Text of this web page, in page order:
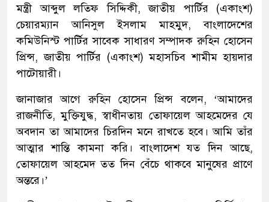
মন্ত্রী আব্দুল লতিফ সিদ্দিকী, জাতীয় পার্টির (একাংশ)
চেয়ারম্যান আনিসুল ইসলাম মাহমুদ, বাংলাদেশের
কমিউনিস্ট পার্টির সাবেক সাধারণ সম্পাদক রুহিন হোসেন
প্রিন্স, জাতীয় পার্টির (একাংশ) মহাসচিব শামীম হায়দার
পাটোয়ারী।
জানাজার আগে রুহিন হোসেন প্রিন্স বলেন, ‘আমাদের
রাজনীতি, মুক্তিযুদ্ধ, স্বাধীনতায় তোফায়েল আহমেদের যে
অবদান তা আমাদের চিরদিন মনে রাখতে হবে। আমি তাঁর
আত্মার শান্তি কামনা করি। বাংলাদেশ যত দিন আছে,
তোফায়েল আহমেদ তত দিন বেঁচে থাকবে মানুষের প্রাণে
অন্তরে।’